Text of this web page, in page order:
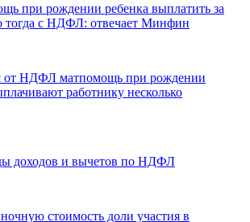
при рождении ребенка выплатить за
тогда с НДФЛ: отвечает Минфин
от НДФЛ матпомощь при рождении
работнику несколько
доходов и вычетов по НДФЛ
стоимость доли участия в